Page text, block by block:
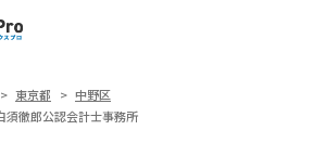
東京都
中野区
須徹郎公認会計士事務所